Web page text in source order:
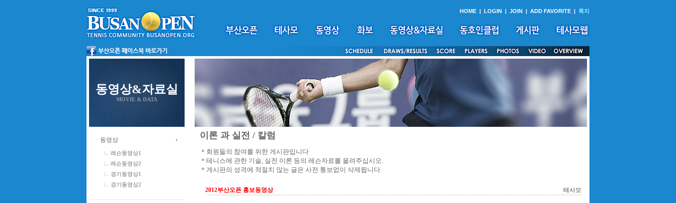
HOME | LOGIN | JOIN | ADD FAVORITE | 쪽지
동영상&자료실
MOVIE & DATA
ㆍ동영상
레슨동영상1
레슨동영상2
경기동영상1
경기동영상2
이론 과 실전 / 칼럼
＊회원들의 참여를 위한 게시판입니다
＊테니스에 관한 기술, 실전 이론 등의 레슨자료를 올려주십시오.
＊게시판의 성격에 적절치 않는 글은 사전 통보없이 삭제됩니다.
2012부산오픈 홍보동영상 테사모